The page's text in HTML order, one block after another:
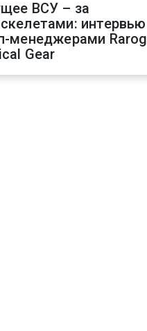
ВСУ – за
интервью
менеджерами Rarog
Gear